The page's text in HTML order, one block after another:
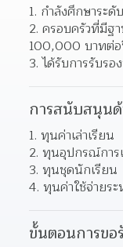
กำลังศึกษาระดั
ครอบครัวที่มีฐ
100,000 บาทต่
ได้รับการรับรอ
การสนับสนุน
ทุนค่าเล่าเรียน
ทุนอุปกรณ์การ
ทุนชุดนักเรียน
ทุนค่าใช้จ่ายระ
ขั้นตอนการข